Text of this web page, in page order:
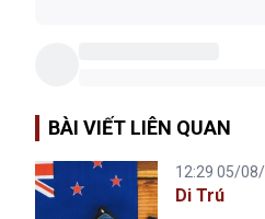
BÀI VIẾT LIÊN QUAN
12:29 05/
Di Trú